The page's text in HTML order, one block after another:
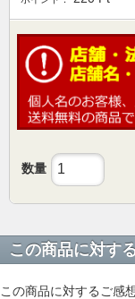
数量
この商品に対す
この商品に対するご感